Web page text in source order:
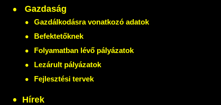
Gazdaság
Gazdálkodásra vonatkozó adatok
Befektetőknek
Folyamatban lévő pályázatok
Lezárult pályázatok
Fejlesztési tervek
Hírek